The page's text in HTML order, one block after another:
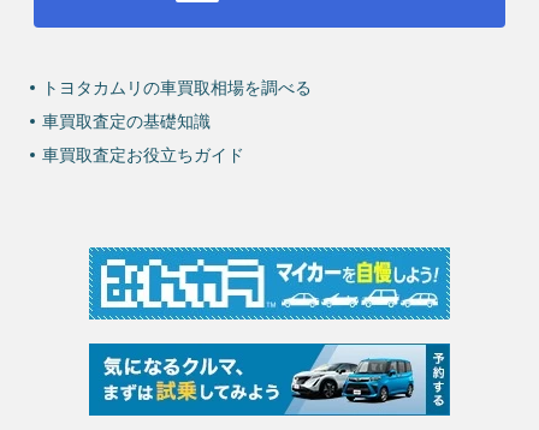
トヨタカムリの車買取相場を調べる
車買取査定の基礎知識
車買取査定お役立ちガイド